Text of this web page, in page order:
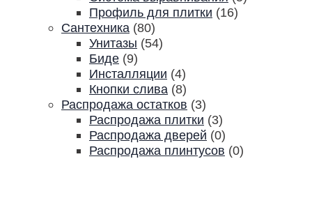
Профиль для плитки (16)
Сантехника (80)
Унитазы (54)
Биде (9)
Инсталляции (4)
Кнопки слива (8)
Распродажа остатков (3)
Распродажа плитки (3)
Распродажа дверей (0)
Распродажа плинтусов (0)